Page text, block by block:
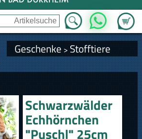
Zum
WhatsApp
Geschenke > Stofftiere
Schwarzwälder
Echhörnchen
"Puschl" 25cm